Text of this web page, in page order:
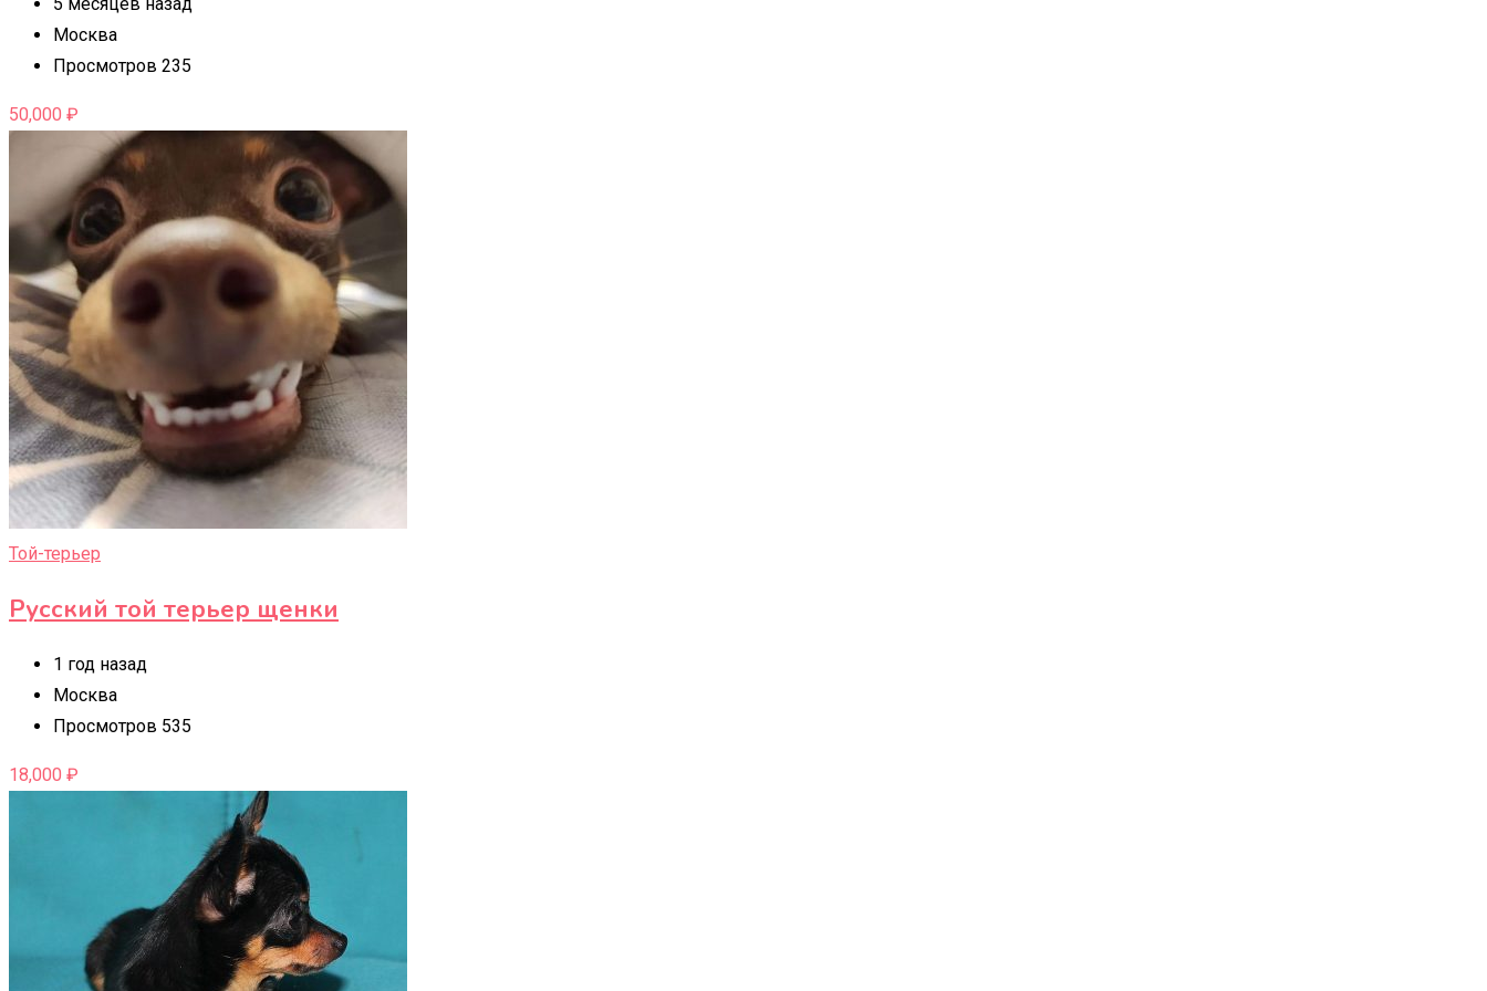
Москва
Просмотров 235
50,000 ₽
Той-терьер
Русский той терьер щенки
1 год назад
Москва
Просмотров 535
18,000 ₽